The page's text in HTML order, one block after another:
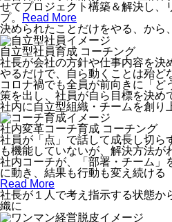
せてプロジェクト構築＆解決し、
プ。
Read More
決められたことだけをやる、から
自立型社員育成 コーチング
社長が会社の方針や仕事内容を決
やるだけで、自ら動くことは殆ど
コロナ禍でも全員が前向きに「ど
策を出し、社員が自ら目標を決め
社内に自立型組織・チームを創り
社内変革コーチ育成 コーチング
社員が「点」で話して成長し切ら
も機能していないが、解決方法が
社内コーチが、「部署・チーム」
に動き、結果も行動も変え続ける
Read More
社長が１人で考え指示する状態か
織に